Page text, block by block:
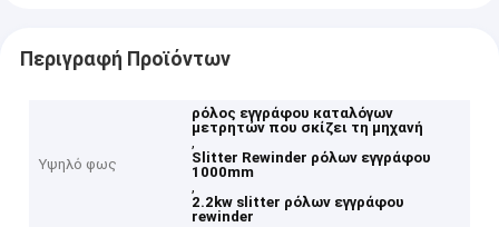
Περιγραφή Προϊόντων
Υψηλό φως
ρόλος εγγράφου καταλόγων
μετρητών που σκίζει τη μηχανή
,
Slitter Rewinder ρόλων εγγράφου
1000mm
,
2.2kw slitter ρόλων εγγράφου
rewinder